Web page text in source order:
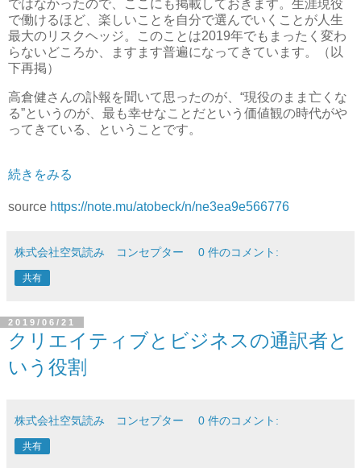
ではなかったので、ここにも掲載しておきます。生涯現役
で働けるほど、楽しいことを自分で選んでいくことが人生
最大のリスクヘッジ。このことは2019年でもまったく変わ
らないどころか、ますます普遍になってきています。（以
下再掲）
高倉健さんの訃報を聞いて思ったのが、“現役のまま亡くな
る”というのが、最も幸せなことだという価値観の時代がや
ってきている、ということです。
続きをみる
source https://note.mu/atobeck/n/ne3ea9e566776
株式会社空気読み コンセプター 0 件のコメント:
共有
2019/06/21
クリエイティブとビジネスの通訳者と
いう役割
株式会社空気読み コンセプター 0 件のコメント:
共有